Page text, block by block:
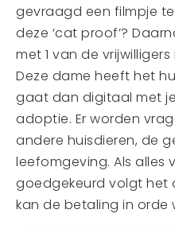
gevraagd een filmpje
deze ‘cat proof’?
met 1 van de
Deze dame heeft het
gaat dan digitaal met
adoptie. Er worden
andere huisdieren, de
leefomgeving. Als alles
goedgekeurd volgt het
kan de betaling in orde